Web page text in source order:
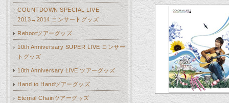
COUNTDOWN SPECIAL LIVE
2013→2014 コンサートグッズ
Rebootツアーグッズ
10th Anniversary SUPER LIVE コンサー
トグッズ
10th Anniversary LIVE ツアーグッズ
Hand to Handツアーグッズ
Eternal Chainツアーグッズ